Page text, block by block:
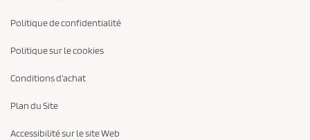
Politique de confidentialité
Politique sur le cookies
Conditions d'achat
Plan du Site
Accessibilité sur le site Web